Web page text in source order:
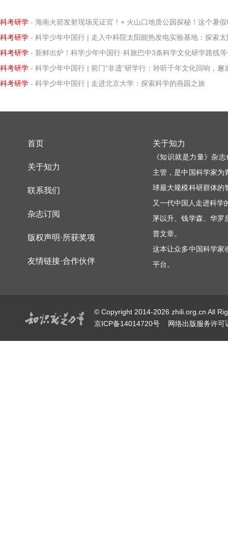
科考研学 - 海南火箭发射现场见证官！+ 火山口地质公园探秘！这个暑假研学营让孩子亲历科学
科考研学 - 科学少年中国行 | 走入中科院太阳能热发电实验基地：探索太阳能热发电的
科考研学 - 新鲜出炉！科学少年中国行·科旅巴中3条科学文化研学路线等你打卡
科考研学 - 科学少年中国行 | 前门“非遗”研学行：聆听千年文化回响，邂逅知识璀璨微
科考研学 - 科学少年中国行 | 走进北京大学：探索科学的燕园之旅
首页
关于知力
联系我们
杂志订阅
版权声明·所获奖项
友情链接·合作伙伴
关于知力
《知识就是力量》杂
主管，是中国科学家为
球最大规模科研群体的
又一代中国人走进科学
茅以升、钱学森、华罗
普文章。
这本让众多中国科学家
平台。
© Copyright 2014-2026 zhili.org.cn All
京ICP备14014720号
网络出版服务许可